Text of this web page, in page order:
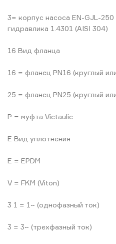
3= корпус насоса EN-GJL-
гидравлика 1.4301 (AISI 304)
16 Вид фланца
16 = фланец PN16 (круглый
25 = фланец PN25 (круглый
P = муфта Victaulic
E Вид уплотнения
E = EPDM
V = FKM (Viton)
3 1 = 1~ (однофазный ток)
3 = 3~ (трехфазный ток)